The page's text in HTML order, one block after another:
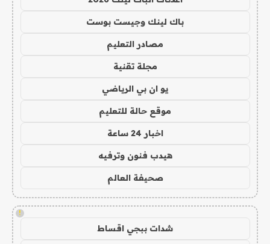
باك لينك وجيست بوست
مصادر التعليم
مجلة تقنية
يو ان بي الرياضي
موقع حالة للتعليم
اخبار 24 ساعة
هيدب فنون وترفيه
صحيفة العالم
!
شدات ببجي اقساط